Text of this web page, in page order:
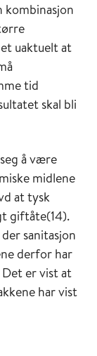
uaktuelt at
tid
skal bli
å være
midlene
at tysk
giftåte(14).
sanitasjon
derfor har
er vist at
har vist